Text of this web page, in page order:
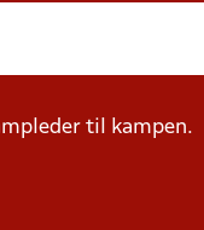
til kampen.